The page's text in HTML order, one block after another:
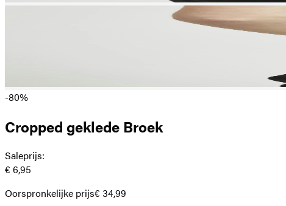
-80%
Cropped geklede Broek
Saleprijs:
€ 6,95
Oorspronkelijke prijs€ 34,99